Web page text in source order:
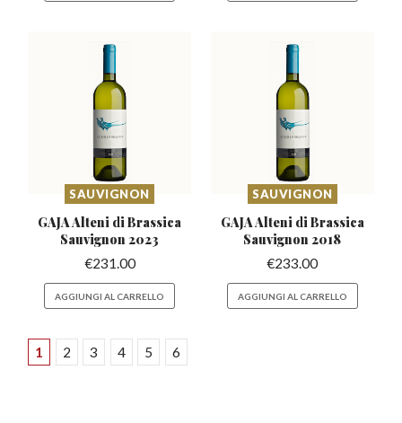
SAUVIGNON
GAJA Alteni di Brassica
Sauvignon 2023
€231.00
AGGIUNGI AL CARRELLO
SAUVIGNON
GAJA Alteni di Brassica
Sauvignon 2018
€233.00
AGGIUNGI AL CARRELLO
1 2 3 4 5 6